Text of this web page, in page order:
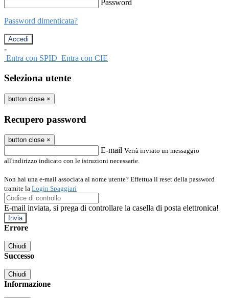
Password
Password dimenticata?
-
Entra con SPID Entra con CIE
Seleziona utente
button close ×
Recupero password
button close ×
E-mail Verrà inviato un messaggio
all'indirizzo indicato con le istruzioni necessarie.
Non hai una e-mail associata al nome utente? Effettua il reset della password
tramite la Login Spaggiari
E-mail inviata, si prega di controllare la casella di posta elettronica!
Errore
Chiudi
Successo
Chiudi
Informazione